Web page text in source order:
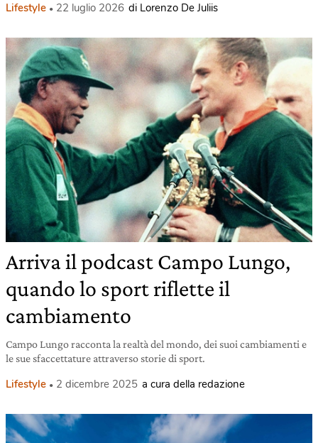
Lifestyle 22 luglio 2026 di Lorenzo De Juliis
Arriva il podcast Campo Lungo,
quando lo sport riflette il
cambiamento
Campo Lungo racconta la realtà del mondo, dei suoi cambiamenti e
le sue sfaccettature attraverso storie di sport.
Lifestyle 2 dicembre 2025 a cura della redazione